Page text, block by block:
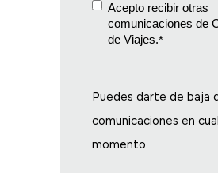
Acepto recibir otras
comunicaciones de
de Viajes.*
Puedes darte de baja
comunicaciones en
momento.